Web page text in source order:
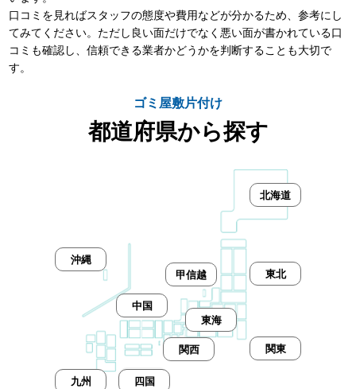
口コミを見ればスタッフの態度や費用などが分かるため、参考にし
てみてください。ただし良い面だけでなく悪い面が書かれている口
コミも確認し、信頼できる業者かどうかを判断することも大切で
す。
ゴミ屋敷片付け
都道府県から探す
北海道
東北
甲信越
東海
関東
関西
中国
四国
九州
沖縄